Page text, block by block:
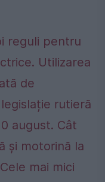
reguli pentru
Utilizarea
de
rutieră
august. Cât
și motorină la
mai mici